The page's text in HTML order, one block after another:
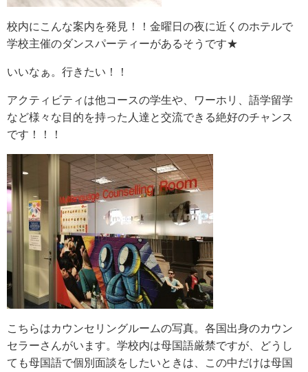
校内にこんな案内を発見！！金曜日の夜に近くのホテルで
学校主催のダンスパーティーがあるそうです★
いいなぁ。行きたい！！
アクティビティは他コースの学生や、ワーホリ、語学留学
など様々な目的を持った人達と交流できる絶好のチャンス
です！！！
こちらはカウンセリングルームの写真。各国出身のカウン
セラーさんがいます。学校内は母国語厳禁ですが、どうし
ても母国語で個別面談をしたいときは、この中だけは母国